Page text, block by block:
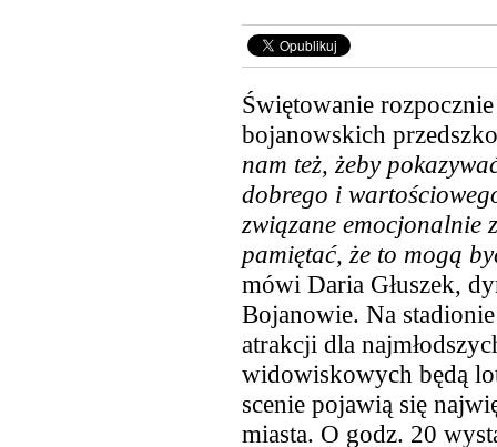
Świętowanie
bojanowskich
nam też, żeby
dobrego i
związane emocjonalnie
pamiętać, że to mogą
mówi Daria Głuszek,
Bojanowie. Na
atrakcji dla
widowiskowych będą
scenie pojawią się
miasta. O godz. 20